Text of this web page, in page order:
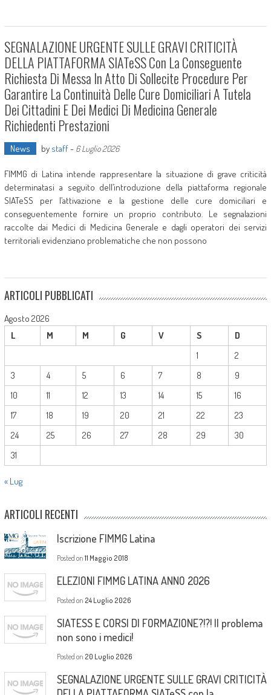
SEGNALAZIONE URGENTE SULLE GRAVI CRITICITÀ
DELLA PIATTAFORMA SIATeSS Con La Conseguente
Richiesta Di Messa In Atto Di Sollecite Procedure Per
Garantire La Continuità Delle Cure Domiciliari A Tutela
Dei Cittadini E Dei Medici Di Medicina Generale
Richiedenti Prestazioni
News by staff- 6 Luglio 2026
FIMMG di Latina intende rappresentare la situazione di grave criticità
determinatasi a seguito dell’introduzione della piattaforma regionale
SIATeSS per l’attivazione e la gestione delle cure domiciliari e
conseguentemente fornire un proprio contributo. Le segnalazioni
raccolte dai Medici di Medicina Generale e dagli operatori dei servizi
territoriali evidenziano problematiche che non possono
ARTICOLI PUBBLICATI
Agosto 2026
L
M M G V S
D
1
2
3
4 5 6 7 8
9
10
11 12 13 14 15
16
17
18 19 20 21 22
23
24
25 26 27 28 29
30
31
« Lug
ARTICOLI RECENTI
Iscrizione FIMMG Latina
Posted on 11 Maggio 2018
ELEZIONI FIMMG LATINA ANNO 2026
Posted on 24 Luglio 2026
SIATESS E CORSI DI FORMAZIONE?!?! Il problema
non sono i medici!
Posted on 20 Luglio 2026
SEGNALAZIONE URGENTE SULLE GRAVI CRITICITÀ